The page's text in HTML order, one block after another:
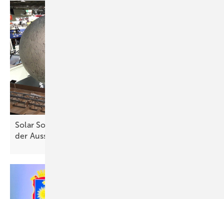
Solar Solutions Düsseldorf: Große Erwartungen
der Aussteller